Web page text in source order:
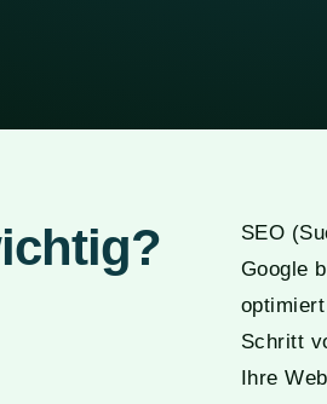
SEO
Google
Schritt
Ihre